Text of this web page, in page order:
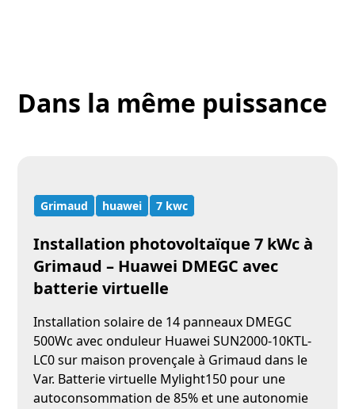
Dans la même puissance
Grimaud huawei 7 kwc
Installation photovoltaïque 7 kWc à
Grimaud – Huawei DMEGC avec
batterie virtuelle
Installation solaire de 14 panneaux DMEGC
500Wc avec onduleur Huawei SUN2000-10KTL-
LC0 sur maison provençale à Grimaud dans le
Var. Batterie virtuelle Mylight150 pour une
autoconsommation de 85% et une autonomie